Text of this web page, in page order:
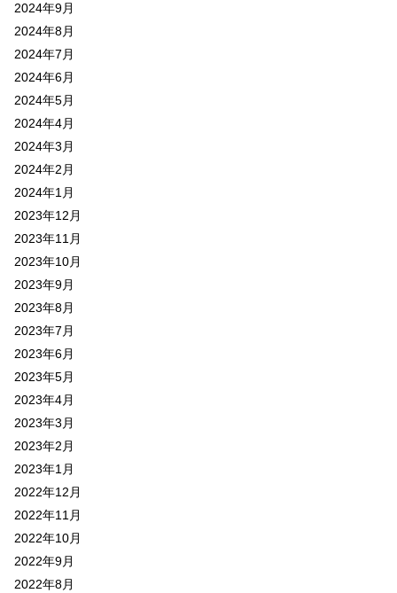
2024年9月
2024年8月
2024年7月
2024年6月
2024年5月
2024年4月
2024年3月
2024年2月
2024年1月
2023年12月
2023年11月
2023年10月
2023年9月
2023年8月
2023年7月
2023年6月
2023年5月
2023年4月
2023年3月
2023年2月
2023年1月
2022年12月
2022年11月
2022年10月
2022年9月
2022年8月